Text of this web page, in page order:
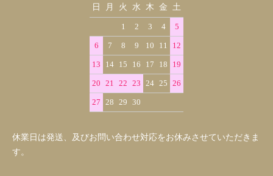
日 月 火 水 木 金 土
1 2 3 4 5
6 7 8 9 10 11 12
13 14 15 16 17 18 19
20 21 22 23 24 25 26
27 28 29 30
休業日は発送、及びお問い合わせ対応をお休みさせていただきま
す。